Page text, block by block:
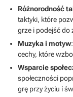
Różnorodność
taktyki, które
grze i podejść do
Muzyka i motyw
cechy, które
Wsparcie
społeczności
grę przy życiu i